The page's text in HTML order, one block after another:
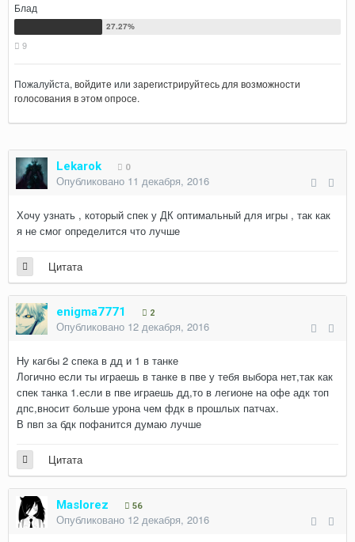
Блад
9
Пожалуйста, войдите или зарегистрируйтесь для возможности
голосования в этом опросе.
Lekarok 0
Опубликовано 11 декабря, 2016
Хочу узнать , который спек у ДК оптимальный для игры , так как
я не смог определится что лучше
Цитата
enigma7771 2
Опубликовано 12 декабря, 2016
Ну кагбы 2 спека в дд и 1 в танке
Логично если ты играешь в танке в пве у тебя выбора нет,так как
спек танка 1.если в пве играешь дд,то в легионе на офе адк топ
дпс,вносит больше урона чем фдк в прошлых патчах.
В пвп за бдк пофанится думаю лучше
Цитата
Maslorez 56
Опубликовано 12 декабря, 2016